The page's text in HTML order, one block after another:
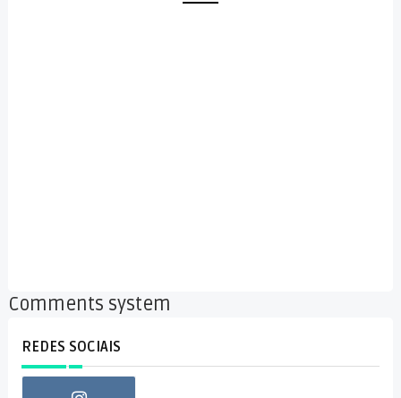
Comments system
REDES SOCIAIS